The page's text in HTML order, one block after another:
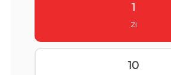
1
zi
10